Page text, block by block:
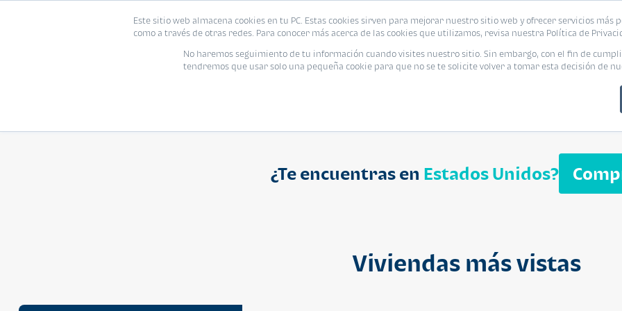
Este sitio web almacena cookies en tu PC. Estas cookies sirven para mejorar nuestro sitio web y ofrecer servicios más
como a través de otras redes. Para conocer más acerca de las cookies que utilizamos, revisa nuestra Política de
No haremos seguimiento de tu información cuando visites nuestro sitio. Sin embargo, con el fin de
tendremos que usar solo una pequeña cookie para que no se te solicite volver a tomar esta decisión de
Proyecto Modelo Inmobiliaria
¿Te encuentras en Estados Unidos?
Viviendas más vistasSegheria
Viviendas Eventos Promociones Blog